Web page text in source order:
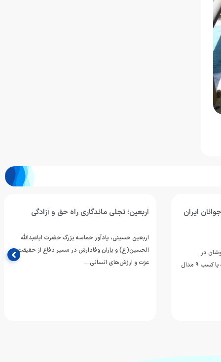
ایران
در
مسابقات رده‌های سنی قهرمانی آسیا که با کسب ۹ مدال
اربعین؛ تجلی ماندگاری راه حق و آزادگی
اربعین حسینی، یادآور حماسه بزرگ حضرت اباعبدالله
الحسین(ع) و یاران وفادارش در مسیر دفاع از حقیقت،
عزت و ارزش‌های انسانی…